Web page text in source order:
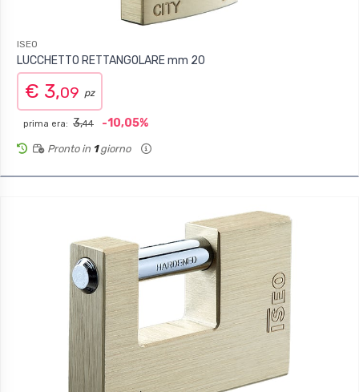
ISEO
LUCCHETTO RETTANGOLARE mm 20
€ 3,09 pz
prima era: 3,44 -10,05%
Pronto in 1giorno